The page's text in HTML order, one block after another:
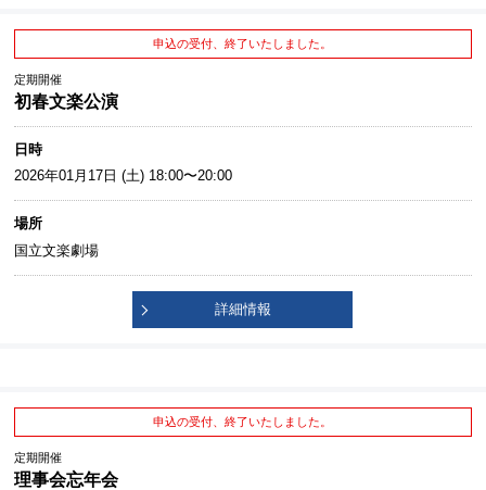
申込の受付、終了いたしました。
定期開催
初春文楽公演
日時
2026年01月17日 (土) 18:00〜20:00
場所
国立文楽劇場
詳細情報
申込の受付、終了いたしました。
定期開催
理事会忘年会